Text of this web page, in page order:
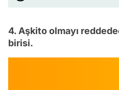
4. Aşkito olmayı
birisi.